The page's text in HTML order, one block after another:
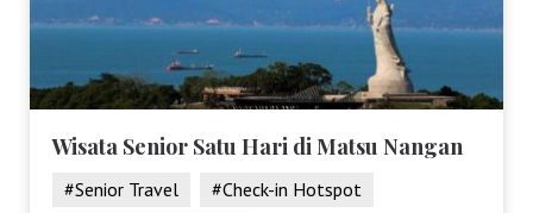
Wisata Senior Satu Hari di Matsu Nangan
#Senior Travel
#Check-in Hotspot